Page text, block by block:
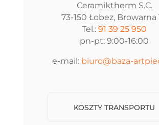
Ceramiktherm S.C.
73-150 Łobez, Browarna
Tel.:91 39 25 950
pn-pt: 9:00-16:00
e-mail: biuro@baza-
KOSZTY TRANSPORTU